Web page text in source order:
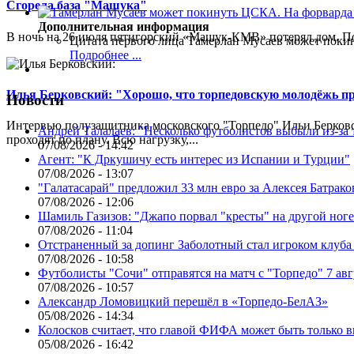
Сгорела база "Машука"
В ночь на 26 июля пятигорский «Машук-КМВ» потерял дом.
Илья Берковский: "Хорошо, что торпедовскую молодёжь
Интервью полузащитника московского "Торпедо" Ильи
проходят по плану. Всю нагрузку,...
Дополнительная информация
Цитата первого лица Тамерлан Мусаев может
Подробнее ...
Новости
Андрей Талалаев: "Несколько футболистов выбыли из-
07/08/2026 - 14:42
Агент: "К Дркушичу есть интерес из Испании и Турции"
07/08/2026 - 13:07
"Галатасарай" предложил 33 млн евро за Алексея
07/08/2026 - 12:06
Шамиль Газизов: "Джапо порвал "кресты" на другой
07/08/2026 - 11:04
Отстраненный за допинг Заболотный стал игроком
07/08/2026 - 10:58
Футболисты "Сочи" отправятся на матч с "Торпедо" 7
07/08/2026 - 10:57
Александр Ломовицкий перешёл в «Торпедо-БелАЗ»
05/08/2026 - 14:34
Колосков считает, что главой ФИФА может быть только
05/08/2026 - 16:42